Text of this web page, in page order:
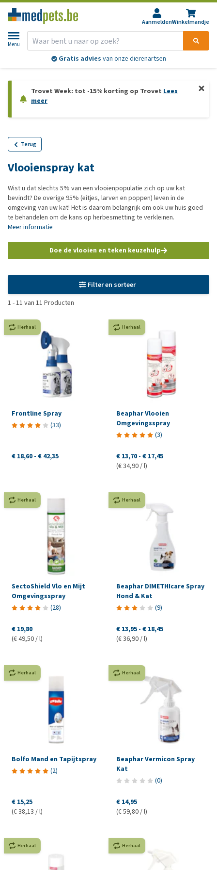
AanmeldenWinkelmandje
Menu
Gratis advies van onze dierenartsen
Trovet Week: tot -15% korting op Trovet Lees
meer
Terug
Vlooienspray kat
Wist u dat slechts 5% van een vlooienpopulatie zich op uw kat
bevindt? De overige 95% (eitjes, larven en poppen) leven in de
omgeving van uw kat! Het is daarom belangrijk om ook uw huis goed
te behandelen om de kans op herbesmetting te verkleinen.
Meer informatie
Doe de vlooien en teken keuzehulp
Filter en sorteer
1 -11 van 11 Producten
Herhaal
Frontline Spray
(33)
€ 18,60 - € 42,35
Herhaal
Beaphar Vlooien
Omgevingsspray
(3)
€ 13,70 - € 17,45
(€ 34,90 / l)
Herhaal
SectoShield Vlo en Mijt
Omgevingsspray
(28)
€ 19,80
(€ 49,50 / l)
Herhaal
Beaphar DIMETHIcare Spray
Hond & Kat
(9)
€ 13,95 - € 18,45
(€ 36,90 / l)
Herhaal
Bolfo Mand en Tapijtspray
(2)
€ 15,25
(€ 38,13 / l)
Herhaal
Beaphar Vermicon Spray
Kat
(0)
€ 14,95
(€ 59,80 / l)
Herhaal Herhaal